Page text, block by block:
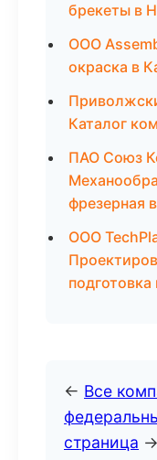
брекеты в
ООО
окраска в
Каталог
ПАО Союз
фрезерная
ООО
подготовка
← Все
страница →